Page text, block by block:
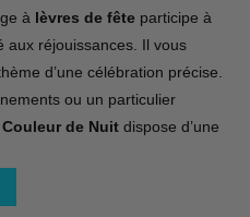
à lèvres de fête participe à
aux réjouissances. Il vous
d’une célébration précise.
ou un particulier
Couleur de Nuit dispose d’une